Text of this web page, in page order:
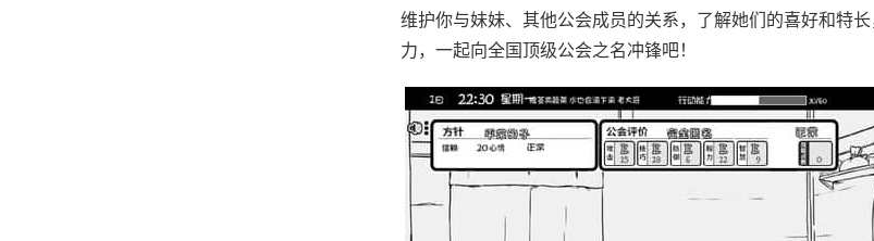
维护你与妹妹、其他公会成员的关系，了解她们的喜好和特
力，一起向全国顶级公会之名冲锋吧！